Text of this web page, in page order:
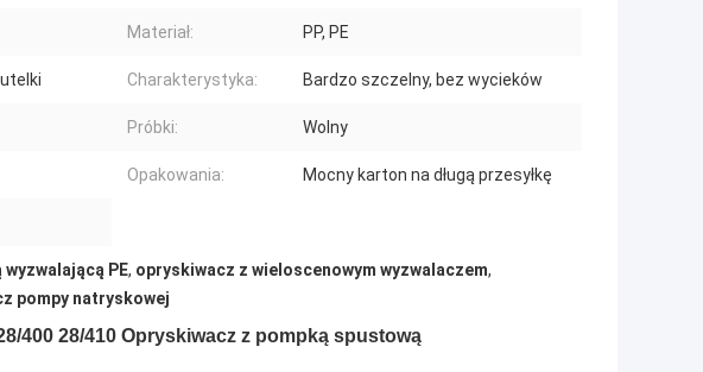
Materiał: PP, PE
Charakterystyka: Bardzo szczelny, bez wycieków
Próbki: Wolny
Opakowania: Mocny karton na długą przesyłkę
PE, opryskiwacz z wieloscenowym wyzwalaczem,
pompy natryskowej
400 28/410 Opryskiwacz z pompką spustową